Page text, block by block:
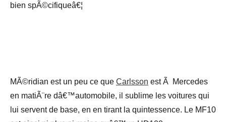
bien spÃ©cifiqueâ€¦
MÃ©ridian est un peu ce que Carlsson est Ã Mercedes
en matiÃ¨re dâ€™automobile, il sublime les voitures qui
lui servent de base, en en tirant la quintessence. Le MF10